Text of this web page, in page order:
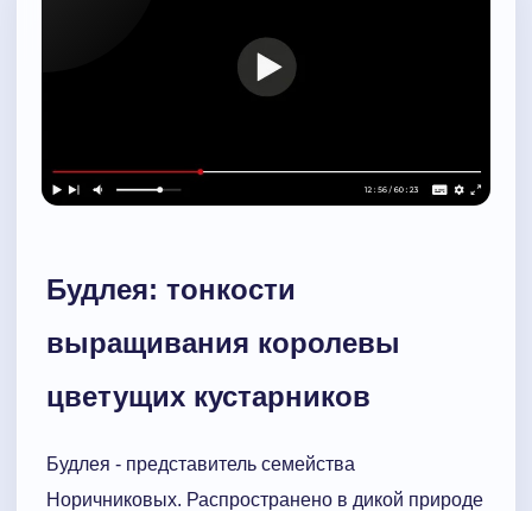
Будлея: тонкости
выращивания королевы
цветущих кустарников
Будлея - представитель семейства
Норичниковых. Распространено в дикой природе